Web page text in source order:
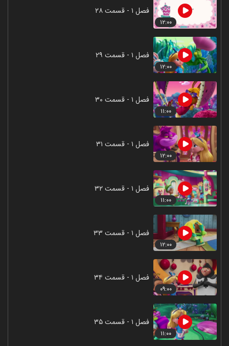
۱۲:۰۰
فصل ۱ - قسمت ۲۸
۱۲:۰۰
فصل ۱ - قسمت ۲۹
۱۱:۰۰
فصل ۱ - قسمت ۳۰
۱۲:۰۰
فصل ۱ - قسمت ۳۱
۱۱:۰۰
فصل ۱ - قسمت ۳۲
۱۲:۰۰
فصل ۱ - قسمت ۳۳
۰۹:۰۰
فصل ۱ - قسمت ۳۴
۱۱:۰۰
فصل ۱ - قسمت ۳۵